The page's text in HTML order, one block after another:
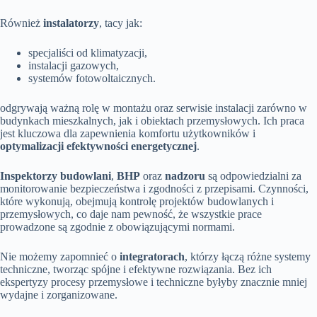
Również instalatorzy, tacy jak:
specjaliści od klimatyzacji,
instalacji gazowych,
systemów fotowoltaicznych.
odgrywają ważną rolę w montażu oraz serwisie instalacji zarówno w
budynkach mieszkalnych, jak i obiektach przemysłowych. Ich praca
jest kluczowa dla zapewnienia komfortu użytkowników i
optymalizacji efektywności energetycznej.
Inspektorzy budowlani, BHP oraz nadzoru są odpowiedzialni za
monitorowanie bezpieczeństwa i zgodności z przepisami. Czynności,
które wykonują, obejmują kontrolę projektów budowlanych i
przemysłowych, co daje nam pewność, że wszystkie prace
prowadzone są zgodnie z obowiązującymi normami.
Nie możemy zapomnieć o integratorach, którzy łączą różne systemy
techniczne, tworząc spójne i efektywne rozwiązania. Bez ich
ekspertyzy procesy przemysłowe i techniczne byłyby znacznie mniej
wydajne i zorganizowane.